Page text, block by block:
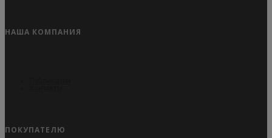
НАША КОМПАНИЯ
ПОКУПАТЕЛЮ